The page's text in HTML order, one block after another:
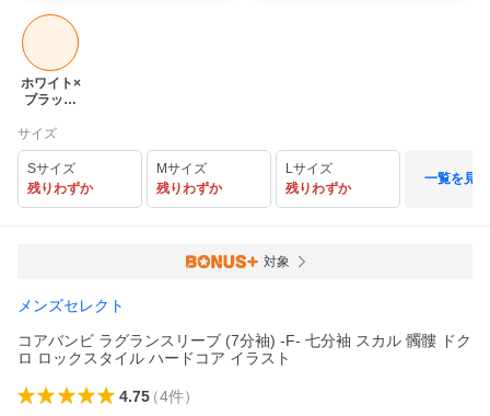
ホワイト×
ブラック
分】
サイズ
Sサイズ
残りわずか
Mサイズ
残りわずか
Lサイズ
残りわずか
一覧を見る
対象
メンズセレクト
コアバンビ ラグランスリーブ (7分袖) -F- 七分袖 スカル 髑髏 ドク
ロ ロックスタイル ハードコア イラスト
4.75（4件）